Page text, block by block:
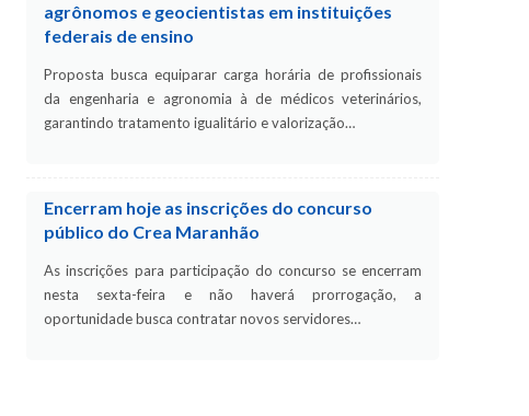
agrônomos e geocientistas em instituições
federais de ensino
Proposta busca equiparar carga horária de profissionais
da engenharia e agronomia à de médicos veterinários,
garantindo tratamento igualitário e valorização…
Encerram hoje as inscrições do concurso
público do Crea Maranhão
As inscrições para participação do concurso se encerram
nesta sexta-feira e não haverá prorrogação, a
oportunidade busca contratar novos servidores…